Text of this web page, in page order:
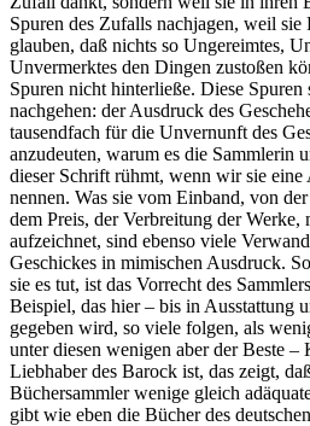
Spuren des Zufalls nachjagen, weil
glauben, daß nichts so Ungereimtes,
Unvermerktes den Dingen zustoßen
Spuren nicht hinterließe. Diese Spuren
nachgehen: der Ausdruck des
tausendfach für die Unvernunft des
anzudeuten, warum es die Sammlerin
dieser Schrift rühmt, wenn wir sie
nennen. Was sie vom Einband, von
dem Preis, der Verbreitung der Werke,
aufzeichnet, sind ebenso viele
Geschickes in mimischen Ausdruck.
sie es tut, ist das Vorrecht des
Beispiel, das hier – bis in Ausstattung
gegeben wird, so viele folgen, als
unter diesen wenigen aber der Beste
Liebhaber des Barock ist, das zeigt,
Büchersammler wenige gleich
gibt wie eben die Bücher des